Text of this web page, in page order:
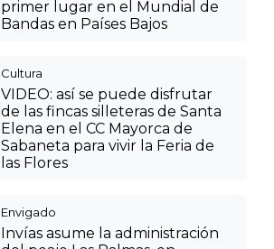
primer lugar en el Mundial de
Bandas en Países Bajos
Cultura
VIDEO: así se puede disfrutar
de las fincas silleteras de Santa
Elena en el CC Mayorca de
Sabaneta para vivir la Feria de
las Flores
Envigado
Invías asume la administración